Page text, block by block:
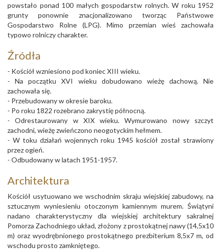
powstało ponad 100 małych gospodarstw rolnych. W roku 1952
grunty ponownie znacjonalizowano tworząc Państwowe
Gospodarstwo Rolne (LPG). Mimo przemian wieś zachowała
typowo rolniczy charakter.
Źródła
- Kościół wzniesiono pod koniec XIII wieku.
- Na początku XVI wieku dobudowano wieżę dachową. Nie
zachowała się.
- Przebudowany w okresie baroku.
- Po roku 1822 rozebrano zakrystię północną.
- Odrestaurowany w XIX wieku. Wymurowano nowy szczyt
zachodni, wieżę zwieńczono neogotyckim hełmem.
- W toku działań wojennych roku 1945 kościół został strawiony
przez ogień.
- Odbudowany w latach 1951-1957.
Architektura
Kościół usytuowano we wschodnim skraju wiejskiej zabudowy, na
sztucznym wyniesieniu otoczonym kamiennym murem. Świątyni
nadano charakterystyczny dla wiejskiej architektury sakralnej
Pomorza Zachodniego układ, złożony z prostokątnej nawy (14,5x10
m) oraz wyodrębnionego prostokątnego prezbiterium 8,5x7 m, od
wschodu prosto zamkniętego.